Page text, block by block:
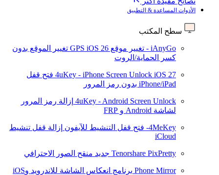
الأدوات المساعدة & التطبيق
سطح المكتب
iAnyGo - تغيير موقع GPS iOS 26
تغيير الموقع بدون
كسر الحماية/الروت
4uKey - iPhone Screen Unlock iOS 27
فتح قفل
iPhone/iPad بدون رمز المرور
4uKey - Android Screen Unlock إزالة رمز المرور
لشاشة Android و FRP
4MeKey- فتح قفل التنشيط للآيفون
إزالة قفل تنشيط
iCloud
Tenorshare PixPretty جديد منقح الصور الاحترافي
Phone Mirror برنامج انعكاس الشاشة للاندرويد وiOS